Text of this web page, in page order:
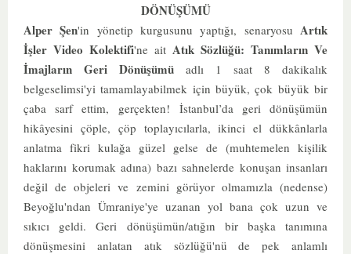
DÖNÜŞÜMÜ
Alper Şen'in yönetip kurgusunu yaptığı, senaryosu Artık
İşler Video Kolektifi'ne ait Atık Sözlüğü: Tanımların Ve
İmajların Geri Dönüşümü adlı 1 saat 8 dakikalık
belgeselimsi'yi tamamlayabilmek için büyük, çok büyük bir
çaba sarf ettim, gerçekten! İstanbul’da geri dönüşümün
hikâyesini çöple, çöp toplayıcılarla, ikinci el dükkânlarla
anlatma fikri kulağa güzel gelse de (muhtemelen kişilik
haklarını korumak adına) bazı sahnelerde konuşan insanları
değil de objeleri ve zemini görüyor olmamızla (nedense)
Beyoğlu'ndan Ümraniye'ye uzanan yol bana çok uzun ve
sıkıcı geldi. Geri dönüşümün/atığın bir başka tanımına
dönüşmesini anlatan atık sözlüğü'nü de pek anlamlı